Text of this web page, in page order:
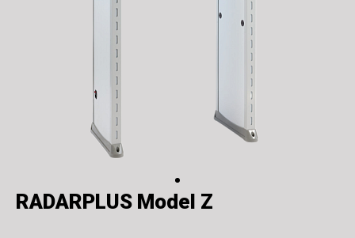
RADARPLUS Model Z